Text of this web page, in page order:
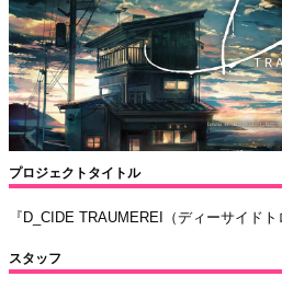
プロジェクトタイトル
『D_CIDE TRAUMEREI（ディーサイドト
スタッフ